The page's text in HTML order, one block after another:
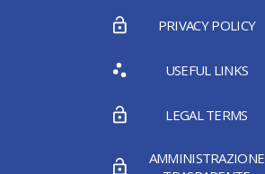
PRIVACY POLICY
USEFUL LINKS
LEGAL TERMS
AMMINISTRAZIONE